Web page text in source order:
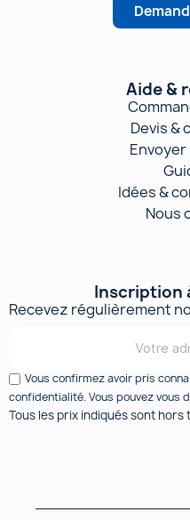
Aide &
Devis &
Idées &
Nous
Inscription
Recevez régulièrement
Vous confirmez avoir pris
confidentialité. Vous pouvez vous
Tous les prix indiqués sont hors